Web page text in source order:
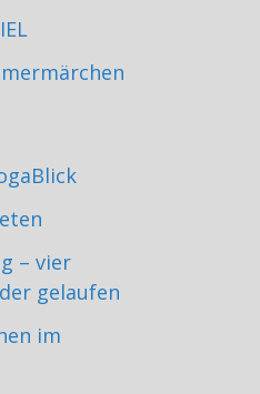
– vier
gelaufen
im